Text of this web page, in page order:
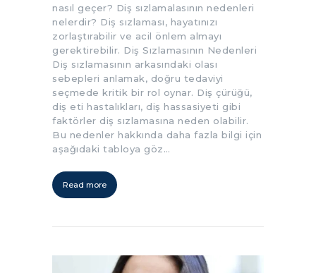
nasıl geçer? Diş sızlamalasının nedenleri
nelerdir? Diş sızlaması, hayatınızı
zorlaştırabilir ve acil önlem almayı
gerektirebilir. Diş Sızlamasının Nedenleri
Diş sızlamasının arkasındaki olası
sebepleri anlamak, doğru tedaviyi
seçmede kritik bir rol oynar. Diş çürüğü,
diş eti hastalıkları, diş hassasiyeti gibi
faktörler diş sızlamasına neden olabilir.
Bu nedenler hakkında daha fazla bilgi için
aşağıdaki tabloya göz…
Read more